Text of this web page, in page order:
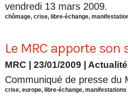
vendredi 13 mars 2009.
chômage, crise, libre-échange,
Le MRC apporte
MRC | 23/01/2009
Communiqué de presse du
crise, europe, libre-échange, manifestations